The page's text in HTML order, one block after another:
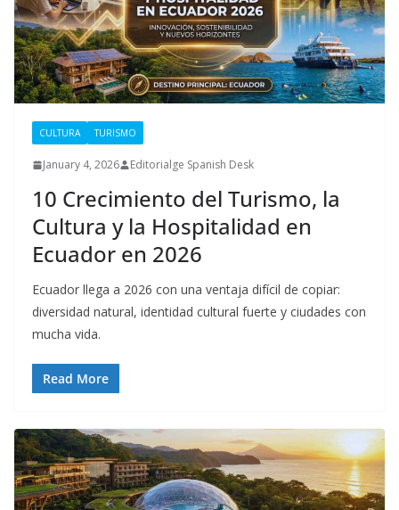
CULTURA TURISMO
January 4, 2026 Editorialge Spanish Desk
10 Crecimiento del Turismo, la
Cultura y la Hospitalidad en
Ecuador en 2026
Ecuador llega a 2026 con una ventaja difícil de copiar:
diversidad natural, identidad cultural fuerte y ciudades con
mucha vida.
Read More